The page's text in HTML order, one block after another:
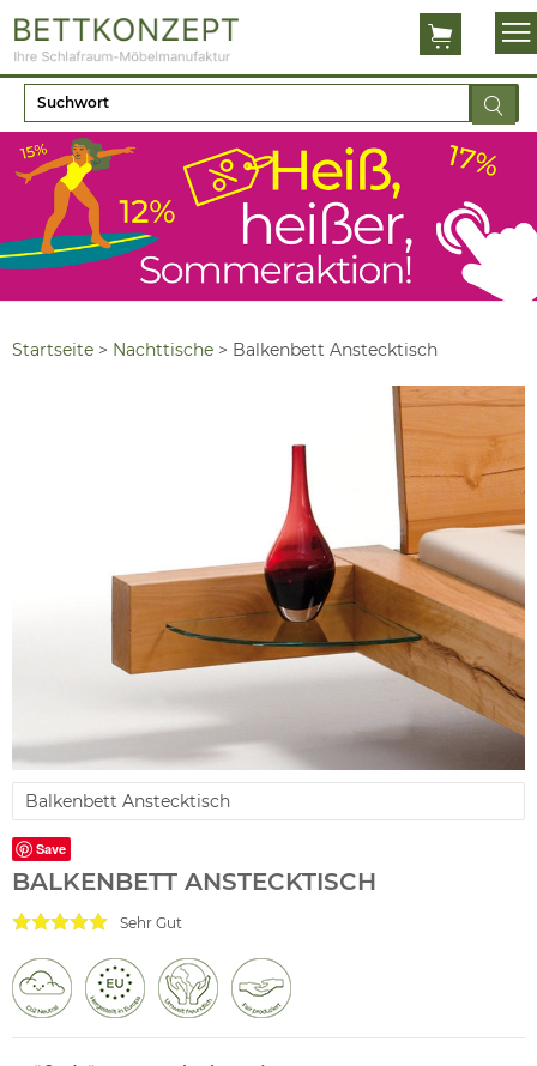
Startseite > Nachttische > Balkenbett Anstecktisch
Balkenbett Anstecktisch
Save
BALKENBETT ANSTECKTISCH
Sehr Gut